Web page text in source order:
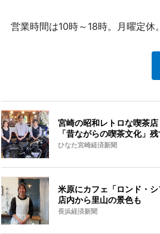
営業時間は10時～18時。月曜定休。
宮崎の昭和レトロな喫茶
「昔ながらの喫茶文化」残
ひなた宮崎経済新聞
米原にカフェ「ロンド・シ
店内から里山の景色も
長浜経済新聞